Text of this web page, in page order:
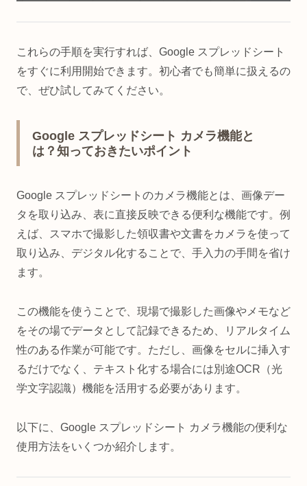
これらの手順を実行すれば、Google スプレッドシート
をすぐに利用開始できます。初心者でも簡単に扱えるの
で、ぜひ試してみてください。
Google スプレッドシート カメラ機能と
は？知っておきたいポイント
Google スプレッドシートのカメラ機能とは、画像デー
タを取り込み、表に直接反映できる便利な機能です。例
えば、スマホで撮影した領収書や文書をカメラを使って
取り込み、デジタル化することで、手入力の手間を省け
ます。
この機能を使うことで、現場で撮影した画像やメモなど
をその場でデータとして記録できるため、リアルタイム
性のある作業が可能です。ただし、画像をセルに挿入す
るだけでなく、テキスト化する場合には別途OCR（光
学文字認識）機能を活用する必要があります。
以下に、Google スプレッドシート カメラ機能の便利な
使用方法をいくつか紹介します。